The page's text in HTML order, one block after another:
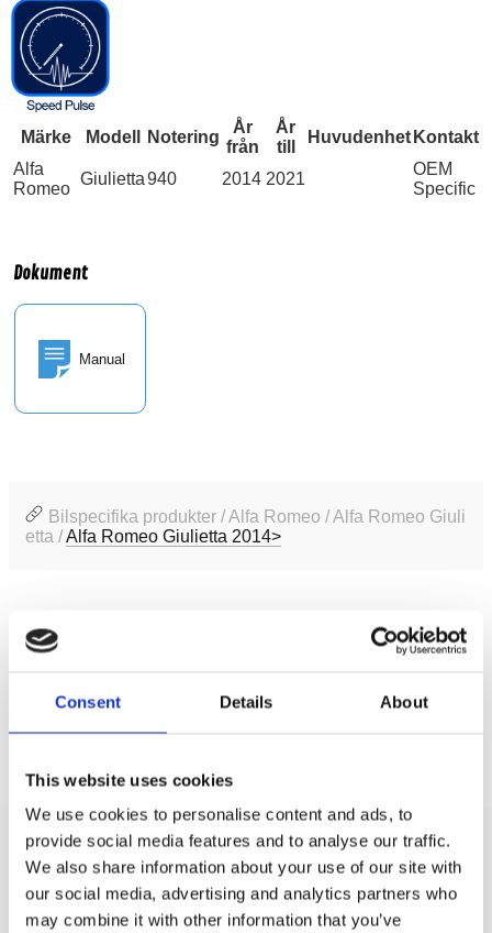
Consent Details About
This website uses cookies
We use cookies to personalise content and ads, to
provide social media features and to analyse our traffic.
We also share information about your use of our site with
our social media, advertising and analytics partners who
may combine it with other information that you’ve
Märke Modell Notering
År
från
År
till
Huvudenhet Kontakt
Alfa
Romeo
Giulietta940 2014 2021
OEM
Specific
Dokument
Manual
Bilspecifika produkter / Alfa Romeo / Alfa Romeo Giuli
etta /Alfa Romeo Giulietta 2014>
Produktinformation
Lägsta pris de senaste 30 dagarna är 1839 kr
Recensioner
Produkten har inga recensioner